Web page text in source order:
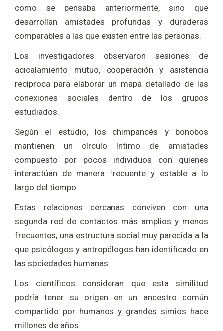
como se pensaba anteriormente, sino que
desarrollan amistades profundas y duraderas
comparables a las que existen entre las personas.
Los investigadores observaron sesiones de
acicalamiento mutuo, cooperación y asistencia
recíproca para elaborar un mapa detallado de las
conexiones sociales dentro de los grupos
estudiados.
Según el estudio, los chimpancés y bonobos
mantienen un círculo íntimo de amistades
compuesto por pocos individuos con quienes
interactúan de manera frecuente y estable a lo
largo del tiempo.
Estas relaciones cercanas conviven con una
segunda red de contactos más amplios y menos
frecuentes, una estructura social muy parecida a la
que psicólogos y antropólogos han identificado en
las sociedades humanas.
Los científicos consideran que esta similitud
podría tener su origen en un ancestro común
compartido por humanos y grandes simios hace
millones de años.